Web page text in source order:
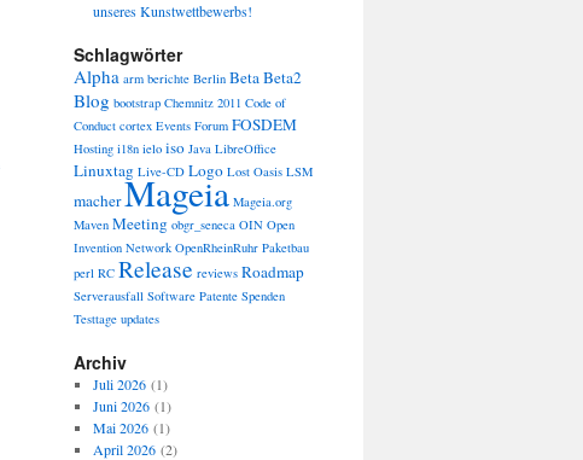
unseres Kunstwettbewerbs!
Schlagwörter
Alpha arm berichte Berlin BetaBeta2
Blog bootstrap Chemnitz 2011 Code of
Conduct cortex Events Forum FOSDEM
Hosting i18n ielo iso Java LibreOffice
Linuxtag Live-CD Logo Lost Oasis LSM
macherMageia Mageia.org
Maven Meeting obgr_seneca OIN Open
Invention Network OpenRheinRuhr Paketbau
perl RC Release reviews Roadmap
Serverausfall Software Patente Spenden
Testtage updates
Archiv
Juli 2026(1)
Juni 2026(1)
Mai 2026(1)
April 2026(2)